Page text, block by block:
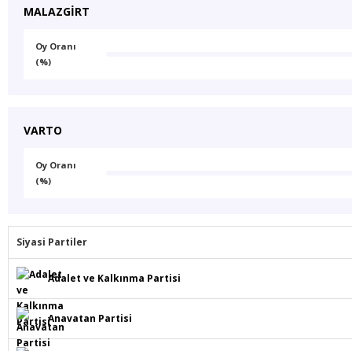
MALAZGİRT
Oy Oranı
(%)
VARTO
Oy Oranı
(%)
Siyasi Partiler
Adalet ve Kalkınma Partisi
Anavatan Partisi